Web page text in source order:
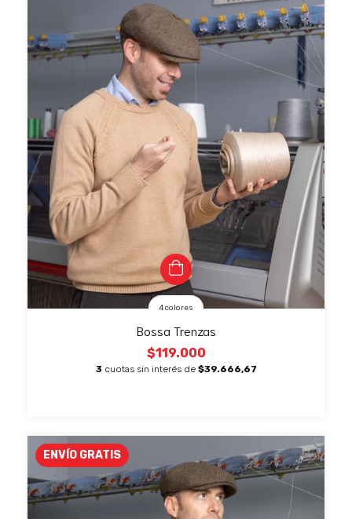
4 colores
Bossa Trenzas
$119.000
3 cuotas sin interés de $39.666,67
ENVÍO GRATIS